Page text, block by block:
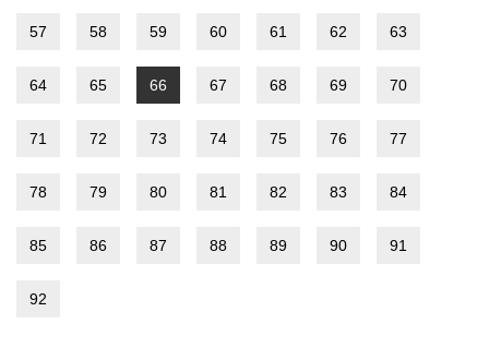
57 58 59 60 61 62 63
64 65 66 67 68 69 70
71 72 73 74 75 76 77
78 79 80 81 82 83 84
85 86 87 88 89 90 91
92